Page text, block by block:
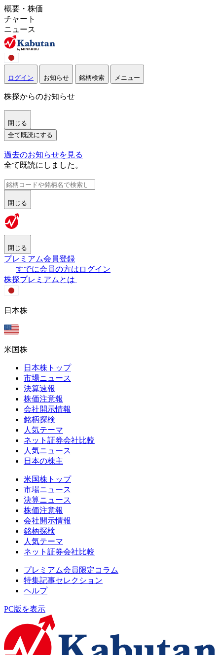
概要・株価
チャート
ニュース
ログイン お知らせ 銘柄検索 メニュー
株探からのお知らせ
閉じる
全て既読にする
過去のお知らせを見る
全て既読にしました。
閉じる
閉じる
プレミアム会員登録
すでに会員の方はログイン
株探プレミアムとは
日本株
米国株
日本株トップ
市場ニュース
決算速報
株価注意報
会社開示情報
銘柄探検
人気テーマ
ネット証券会社比較
人気ニュース
日本の株主
米国株トップ
市場ニュース
決算ニュース
株価注意報
会社開示情報
銘柄探検
人気テーマ
ネット証券会社比較
プレミアム会員限定コラム
特集記事セレクション
ヘルプ
PC版を表示